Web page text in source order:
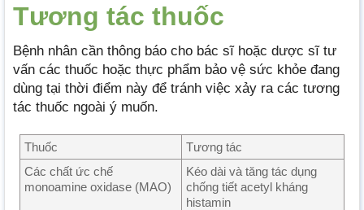
Tương tác thuốc
Bệnh nhân cần thông báo cho bác sĩ hoặc dược sĩ tư
vấn các thuốc hoặc thực phẩm bảo vệ sức khỏe đang
dùng tại thời điểm này để tránh việc xảy ra các tương
tác thuốc ngoài ý muốn.
Thuốc
Tương tác
Các chất ức chế
monoamine oxidase (MAO)
Kéo dài và tăng tác dụng
chống tiết acetyl kháng
histamin